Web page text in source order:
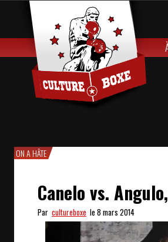
ON A HÂTE
Canelo vs.
Par cultureboxe le 8 mars 2014